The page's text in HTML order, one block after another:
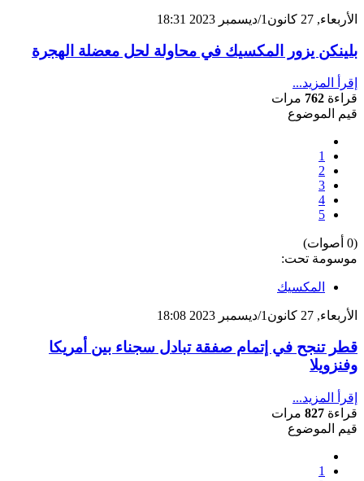
الأربعاء, 27 كانون1/ديسمبر 2023 18:31
بلينكن يزور المكسيك في محاولة لحل معضلة الهجرة
إقرأ المزيد...
قراءة 762 مرات
قيم الموضوع
1
2
3
4
5
(0 أصوات)
موسومة تحت:
المكسيك
الأربعاء, 27 كانون1/ديسمبر 2023 18:08
قطر تنجح في إتمام صفقة تبادل سجناء بين أمريكا
وفنزويلا
إقرأ المزيد...
قراءة 827 مرات
قيم الموضوع
1